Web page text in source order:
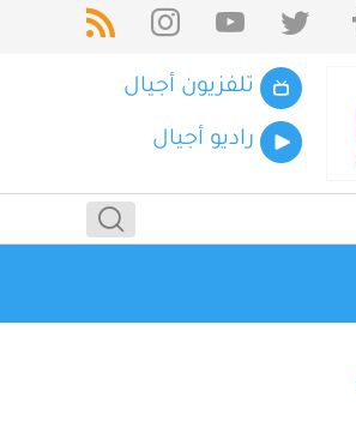
تلفزيون أجيال
راديو أجيال